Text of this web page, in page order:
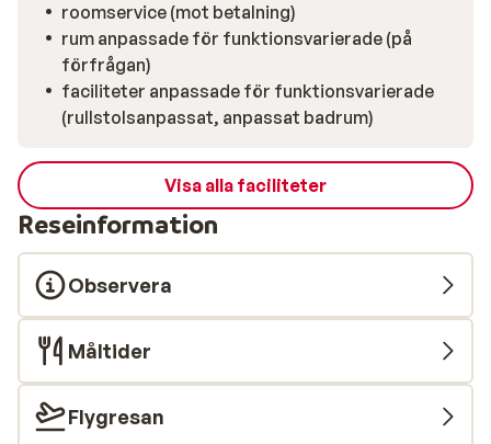
roomservice (mot betalning)
rum anpassade för funktionsvarierade (på
förfrågan)
faciliteter anpassade för funktionsvarierade
(rullstolsanpassat, anpassat badrum)
Visa alla faciliteter
Reseinformation
Observera
Måltider
Flygresan